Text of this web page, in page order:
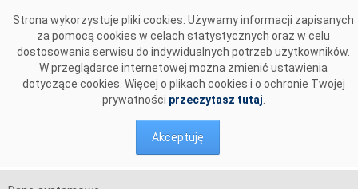
Strona wykorzystuje pliki cookies. Używamy informacji zapisanych
za pomocą cookies w celach statystycznych oraz w celu
dostosowania serwisu do indywidualnych potrzeb użytkowników.
W przeglądarce internetowej można zmienić ustawienia
dotyczące cookies. Więcej o plikach cookies i o ochronie Twojej
prywatności przeczytasz tutaj
Akceptuję